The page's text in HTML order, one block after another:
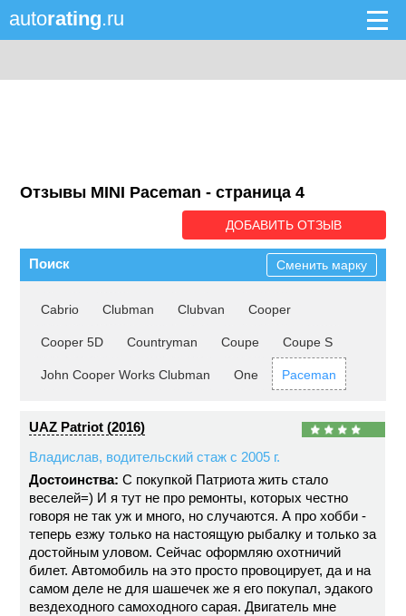
autorating.ru
Отзывы MINI Paceman - cтраница 4
ДОБАВИТЬ ОТЗЫВ
Поиск Сменить марку
Cabrio Clubman Clubvan Cooper
Cooper 5D Countryman Coupe Coupe S
John Cooper Works Clubman One Paceman
UAZ Patriot (2016)
Владислав, водительский стаж с 2005 г.
Достоинства: С покупкой Патриота жить стало
веселей=) И я тут не про ремонты, которых честно
говоря не так уж и много, но случаются. А про хобби -
теперь езжу только на настоящую рыбалку и только за
достойным уловом. Сейчас оформляю охотничий
билет. Автомобиль на это просто провоцирует, да и на
самом деле не для шашечек же я его покупал, эдакого
вездеходного самоходного сарая. Двигатель мне